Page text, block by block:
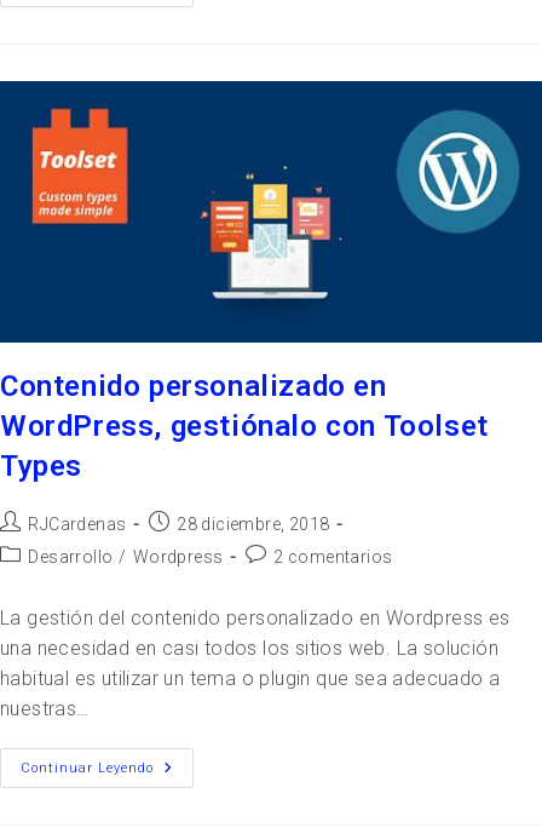
Contenido personalizado en
WordPress, gestiónalo con Toolset
Types
RJCardenas
28 diciembre, 2018
Desarrollo / Wordpress 2 comentarios
La gestión del contenido personalizado en Wordpress es
una necesidad en casi todos los sitios web. La solución
habitual es utilizar un tema o plugin que sea adecuado a
nuestras…
Continuar Leyendo